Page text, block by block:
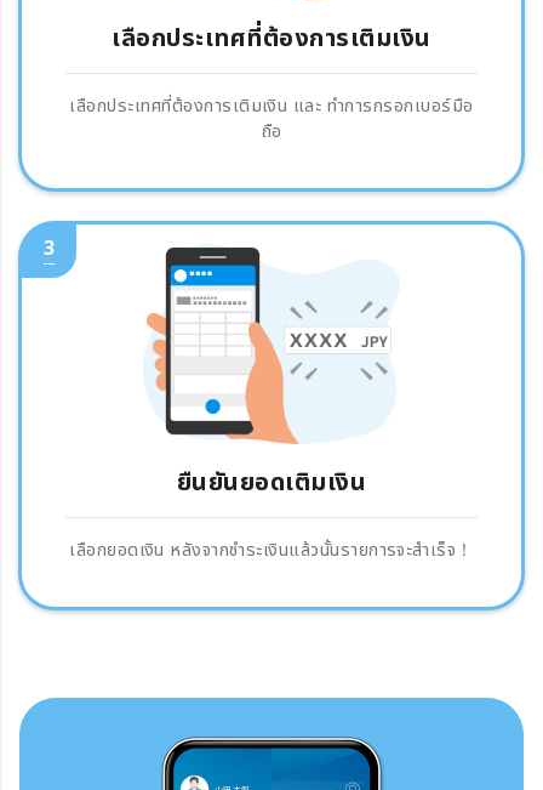
เลือกประเทศที่ต้องการเติมเงิน
เลือกประเทศที่ต้องการเติมเงิน และ ทำการกรอกเบอร์มือ
ถือ
3
ยืนยันยอดเติมเงิน
เลือกยอดเงิน หลังจากชำระเงินแล้วนั้นรายการจะสำเร็จ！